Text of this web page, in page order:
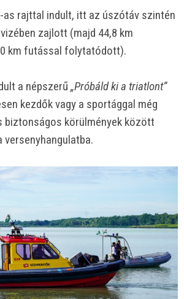
as rajttal indult, itt az úszótáv szintén
zajlott (majd 44,8 km
km futással folytatódott).
a népszerű „Próbáld ki a triatlont”
kezdők vagy a sportággal még
biztonságos körülmények között